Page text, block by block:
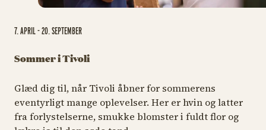
Sommer i Tivoli
7. APRIL - 20. SEPTEMBER
Glæd dig til, når Tivoli åbner for sommerens
eventyrligt mange oplevelser. Her er hvin og latter
fra forlystelserne, smukke blomster i fuldt flor og